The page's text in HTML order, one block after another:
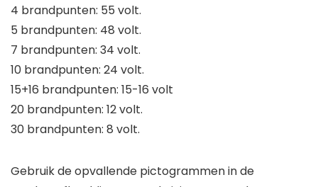
4 brandpunten: 55 volt.
5 brandpunten: 48 volt.
7 brandpunten: 34 volt.
10 brandpunten: 24 volt.
15+16 brandpunten: 15-16 volt
20 brandpunten: 12 volt.
30 brandpunten: 8 volt.
Gebruik de opvallende pictogrammen in de